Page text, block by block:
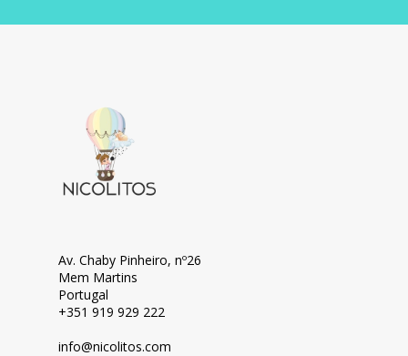
Av. Chaby Pinheiro, nº26
Mem Martins
Portugal
+351 919 929 222
info@nicolitos.com